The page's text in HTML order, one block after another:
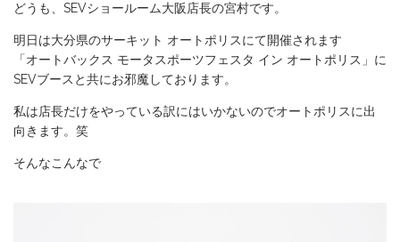
どうも、SEVショールーム大阪店長の宮村です。
明日は大分県のサーキット オートポリスにて開催されます
「オートバックス モータスポーツフェスタ イン オートポリス」に
SEVブースと共にお邪魔しております。
私は店長だけをやっている訳にはいかないのでオートポリスに出
向きます。笑
そんなこんなで